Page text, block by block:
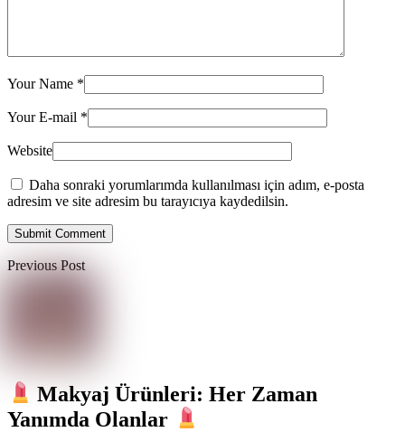
Your Name *
Your E-mail *
Website
Daha sonraki yorumlarımda kullanılması için adım, e-posta
adresim ve site adresim bu tarayıcıya kaydedilsin.
Submit Comment
Previous Post
Makyaj Ürünleri: Her Zaman
Yanımda Olanlar